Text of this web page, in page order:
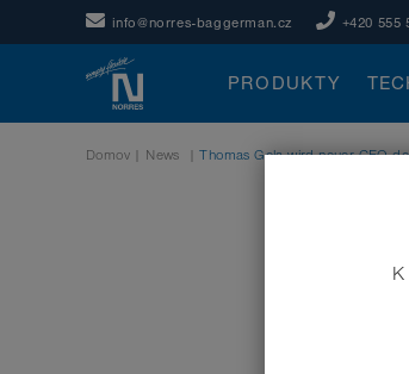
info@norres-baggerman.cz +420 555
PRODUKTY
Domov | News |Thomas Gela wird neuer CEO